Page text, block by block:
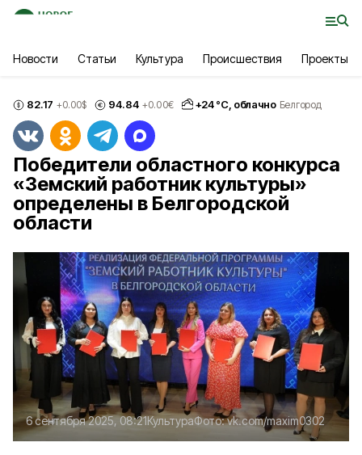
Новости Статьи Культура Происшествия Проекты
82.17 +0.00$ 94.84 +0.00€ +24°С, облачно Белгород
Победители областного конкурса
«Земский работник культуры»
определены в Белгородской
области
6 сентября 2025, 08:21КультураФото:vk.com/maxim0302